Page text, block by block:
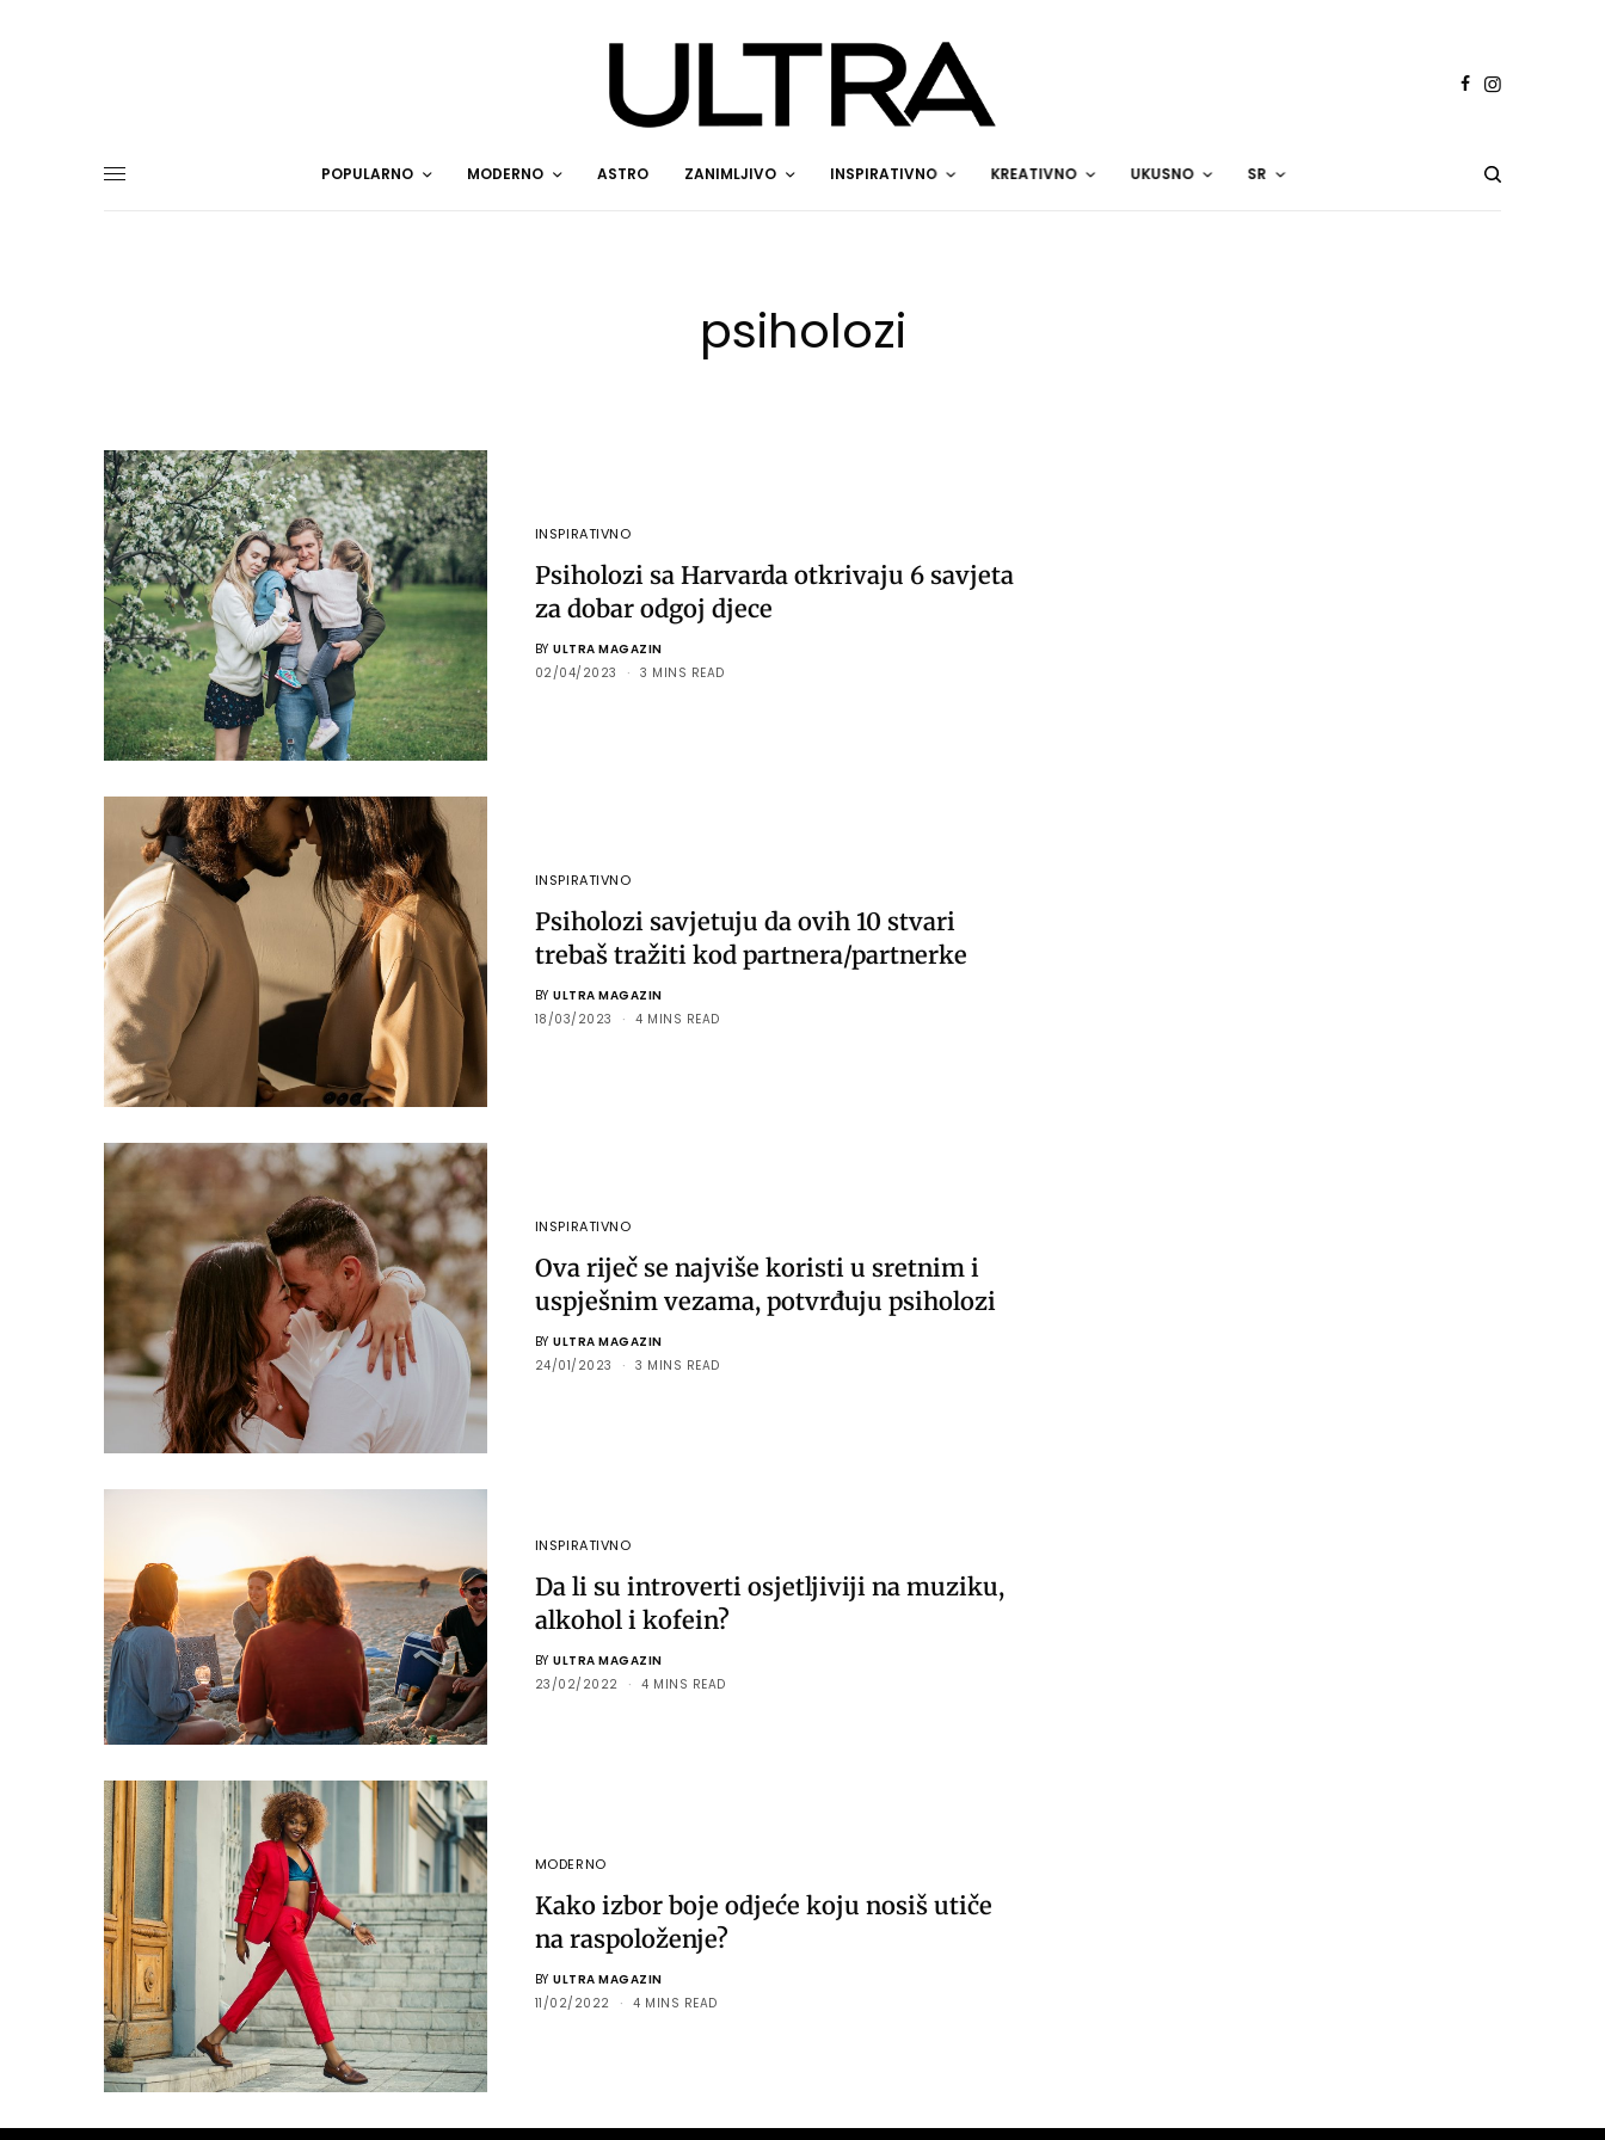
POPULARNO MODERNO ASTRO ZANIMLJIVO INSPIRATIVNO KREATIVNO UKUSNO SR
psiholozi
INSPIRATIVNO
Psiholozi sa Harvarda otkrivaju 6 savjeta
za dobar odgoj djece
BY ULTRA MAGAZIN
02/04/2023
3 MINS READ
INSPIRATIVNO
Psiholozi savjetuju da ovih 10 stvari
trebaš tražiti kod partnera/partnerke
BY ULTRA MAGAZIN
18/03/2023
4 MINS READ
INSPIRATIVNO
Ova riječ se najviše koristi u sretnim i
uspješnim vezama, potvrđuju psiholozi
BY ULTRA MAGAZIN
24/01/2023
3 MINS READ
INSPIRATIVNO
Da li su introverti osjetljiviji na muziku,
alkohol i kofein?
BY ULTRA MAGAZIN
23/02/2022
4 MINS READ
MODERNO
Kako izbor boje odjeće koju nosiš utiče
na raspoloženje?
BY ULTRA MAGAZIN
11/02/2022
4 MINS READ